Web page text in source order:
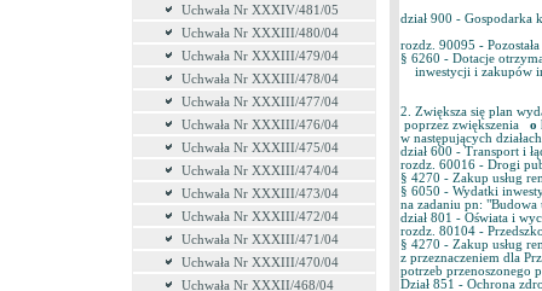
Uchwała Nr XXXIV/481/05
Uchwała Nr XXXIII/480/04
Uchwała Nr XXXIII/479/04
Uchwała Nr XXXIII/478/04
Uchwała Nr XXXIII/477/04
Uchwała Nr XXXIII/476/04
Uchwała Nr XXXIII/475/04
Uchwała Nr XXXIII/474/04
Uchwała Nr XXXIII/473/04
Uchwała Nr XXXIII/472/04
Uchwała Nr XXXIII/471/04
Uchwała Nr XXXIII/470/04
Uchwała Nr XXXII/468/04
dział 900 - Gospodarka
rozdz. 90095 -
§ 6260 - Dotacje
inwestycji i zakupów
2. Zwiększa się plan
poprzez zwiększenia o
w następujących
dział 600 - Transport i
rozdz. 60016 - Drogi
§ 4270 - Zakup usług
§ 6050 - Wydatki
na zadaniu pn:
dział 801 - Oświata i
rozdz. 80104 -
§ 4270 - Zakup usług
z przeznaczeniem dla
potrzeb przenoszonego
Dział 851 - Ochrona